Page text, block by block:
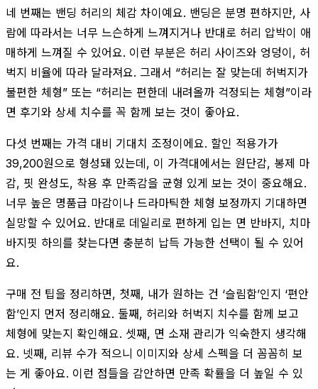
네 번째는 밴딩 허리의 체감 차이예요. 밴딩은 분명 편하지만, 사
람에 따라서는 너무 느슨하게 느껴지거나 반대로 허리 압박이 애
매하게 느껴질 수 있어요. 이런 부분은 허리 사이즈와 엉덩이, 허
벅지 비율에 따라 달라져요. 그래서 “허리는 잘 맞는데 허벅지가
불편한 체형” 또는 “허리는 편한데 내려올까 걱정되는 체형”이라
면 후기와 상세 치수를 꼭 함께 보는 것이 좋아요.
다섯 번째는 가격 대비 기대치 조정이에요. 할인 적용가가
39,200원으로 형성돼 있는데, 이 가격대에서는 원단감, 봉제 마
감, 핏 완성도, 착용 후 만족감을 균형 있게 보는 것이 중요해요.
너무 높은 명품급 마감이나 드라마틱한 체형 보정까지 기대하면
실망할 수 있어요. 반대로 데일리로 편하게 입는 면 반바지, 치마
바지핏 하의를 찾는다면 충분히 납득 가능한 선택이 될 수 있어
요.
구매 전 팁을 정리하면, 첫째, 내가 원하는 건 ‘슬림함’인지 ‘편안
함’인지 먼저 정리해요. 둘째, 허리와 허벅지 치수를 함께 보고
체형에 맞는지 확인해요. 셋째, 면 소재 관리가 익숙한지 생각해
요. 넷째, 리뷰 수가 적으니 이미지와 상세 스펙을 더 꼼꼼히 보
는 게 좋아요. 이런 점들을 감안하면 만족 확률을 더 높일 수 있